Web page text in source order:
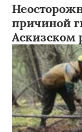
причиной
Аскизском